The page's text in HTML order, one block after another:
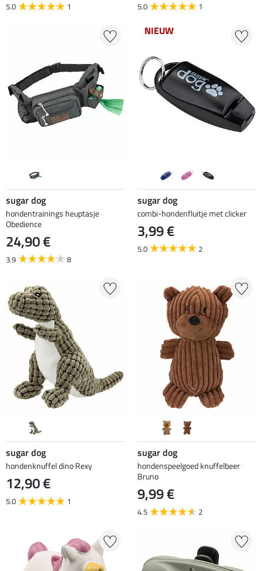
5.0 1 5.0 1
sugar dog
hondentrainings heuptasje
Obedience
24,90 €
3.9 8
NIEUW
sugar dog
combi-hondenfluitje met clicker
3,99 €
5.0 2
sugar dog
hondenknuffel dino Rexy
12,90 €
5.0 1
sugar dog
hondenspeelgoed knuffelbeer
Bruno
9,99 €
4.5 2